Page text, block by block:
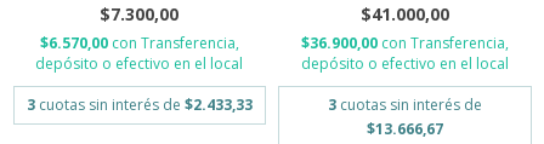
$7.300,00
$6.570,00 con Transferencia,
depósito o efectivo en el local
3 cuotas sin interés de $2.433,33
$41.000,00
$36.900,00 con Transferencia,
depósito o efectivo en el local
3 cuotas sin interés de
$13.666,67